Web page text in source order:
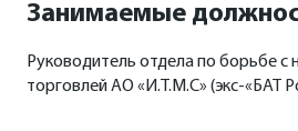
Занимаемые
Руководитель отдела по борьбе с
торговлей АО «И.Т.М.С» (экс-«БАТ